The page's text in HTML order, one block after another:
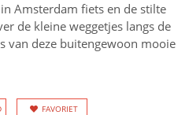
Amsterdam fiets en de stilte
de kleine weggetjes langs de
van deze buitengewoon mooie
FAVORIET